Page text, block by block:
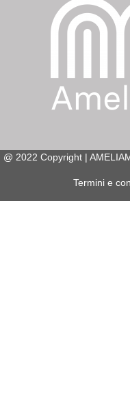
@ 2022 Copyright |
Termini e